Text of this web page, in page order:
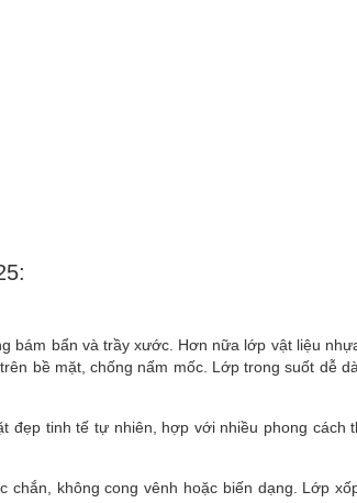
bám bẩn và trầy xước. Hơn nữa lớp vật liệu
bề mặt, chống nấm mốc. Lớp trong suốt dễ
đẹp tinh tế tự nhiên, hợp với nhiều phong cách
không cong vênh hoặc biến dạng. Lớp